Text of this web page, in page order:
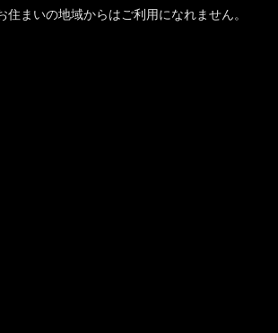
住まいの地域からはご利用になれません。